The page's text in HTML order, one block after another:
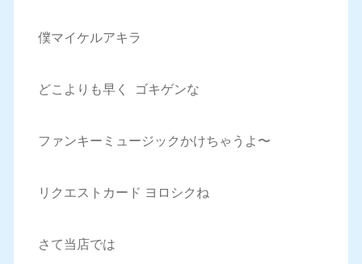
僕マイケルアキラ
どこよりも早く ゴキゲンな
ファンキーミュージックかけちゃうよ〜
リクエストカード ヨロシクね
さて当店では